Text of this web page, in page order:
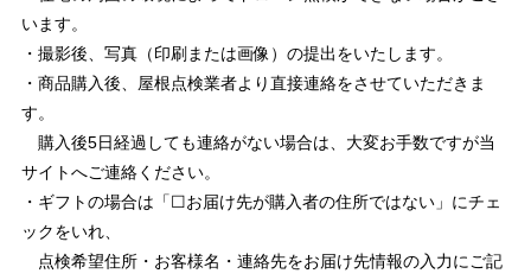
います。
・撮影後、写真（印刷または画像）の提出をいたします。
・商品購入後、屋根点検業者より直接連絡をさせていただきま
す。
購入後5日経過しても連絡がない場合は、大変お手数ですが当
サイトへご連絡ください。
・ギフトの場合は「☐お届け先が購入者の住所ではない」にチェ
ックをいれ、
点検希望住所・お客様名・連絡先をお届け先情報の入力にご記